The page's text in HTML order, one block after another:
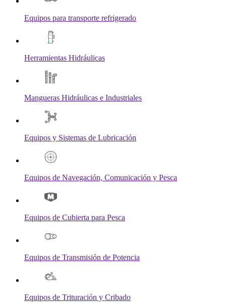
Equipos para transporte refrigerado
Herramientas Hidráulicas
Mangueras Hidráulicas e Industriales
Equipos y Sistemas de Lubricación
Equipos de Navegación, Comunicación y Pesca
Equipos de Cubierta para Pesca
Equipos de Transmisión de Potencia
Equipos de Trituración y Cribado